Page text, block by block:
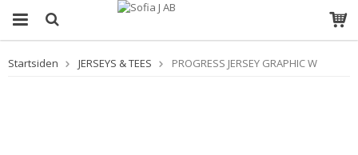
Startsiden JERSEYS & TEES PROGRESS JERSEY GRAPHIC W